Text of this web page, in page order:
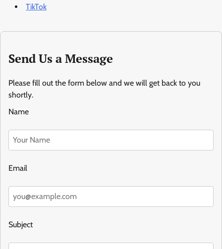
TikTok
Send Us a Message
Please fill out the form below and we will get back to you
shortly.
Name
Email
Subject